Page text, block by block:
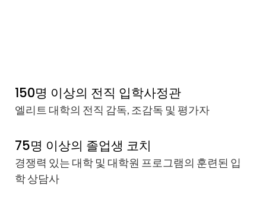
150명 이상의 전직 입학사정관
엘리트 대학의 전직 감독, 조감독 및 평가자
75명 이상의 졸업생 코치
경쟁력 있는 대학 및 대학원 프로그램의 훈련된 입
학 상담사